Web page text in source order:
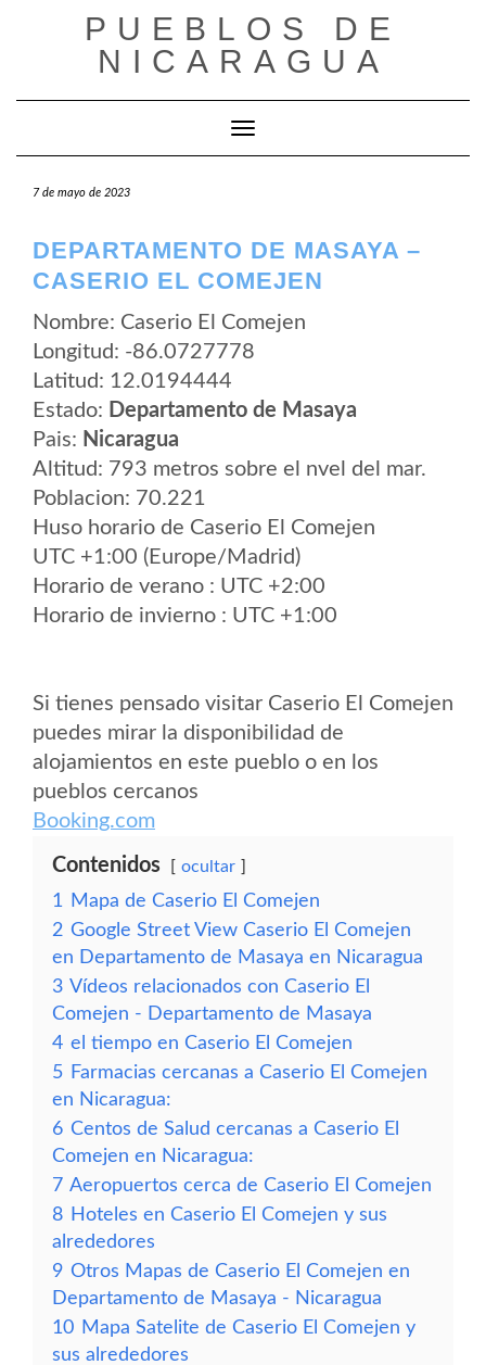
PUEBLOS DE
NICARAGUA
Cambiar modo de navegación
7 de mayo de 2023
DEPARTAMENTO DE MASAYA –
CASERIO EL COMEJEN
Nombre: Caserio El Comejen
Longitud: -86.0727778
Latitud: 12.0194444
Estado: Departamento de Masaya
Pais: Nicaragua
Altitud: 793 metros sobre el nvel del mar.
Poblacion: 70.221
Huso horario de Caserio El Comejen
UTC +1:00 (Europe/Madrid)
Horario de verano : UTC +2:00
Horario de invierno : UTC +1:00
Si tienes pensado visitar Caserio El Comejen
puedes mirar la disponibilidad de
alojamientos en este pueblo o en los
pueblos cercanos
Booking.com
Contenidos ocultar
1
Mapa de Caserio El Comejen
2 Google Street View Caserio El Comejen
en Departamento de Masaya en Nicaragua
3 Vídeos relacionados con Caserio El
Comejen - Departamento de Masaya
4 el tiempo en Caserio El Comejen
5 Farmacias cercanas a Caserio El Comejen
en Nicaragua:
6 Centos de Salud cercanas a Caserio El
Comejen en Nicaragua:
7 Aeropuertos cerca de Caserio El Comejen
8 Hoteles en Caserio El Comejen y sus
alrededores
9 Otros Mapas de Caserio El Comejen en
Departamento de Masaya - Nicaragua
10 Mapa Satelite de Caserio El Comejen y
sus alrededores